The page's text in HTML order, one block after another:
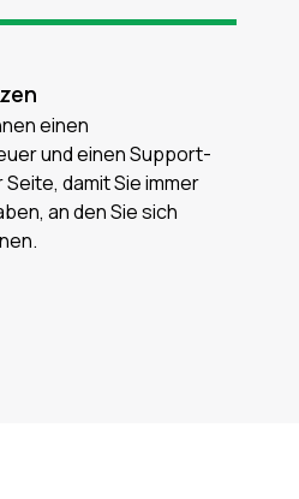
einen
und einen Support-
damit Sie immer
an den Sie sich